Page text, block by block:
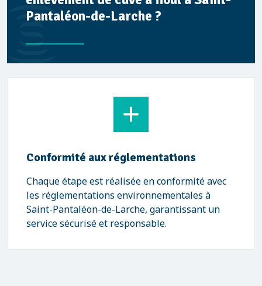
Pantaléon-de-Larche ?
Conformité aux réglementations
Chaque étape est réalisée en conformité avec
les réglementations environnementales à
Saint-Pantaléon-de-Larche, garantissant un
service sécurisé et responsable.